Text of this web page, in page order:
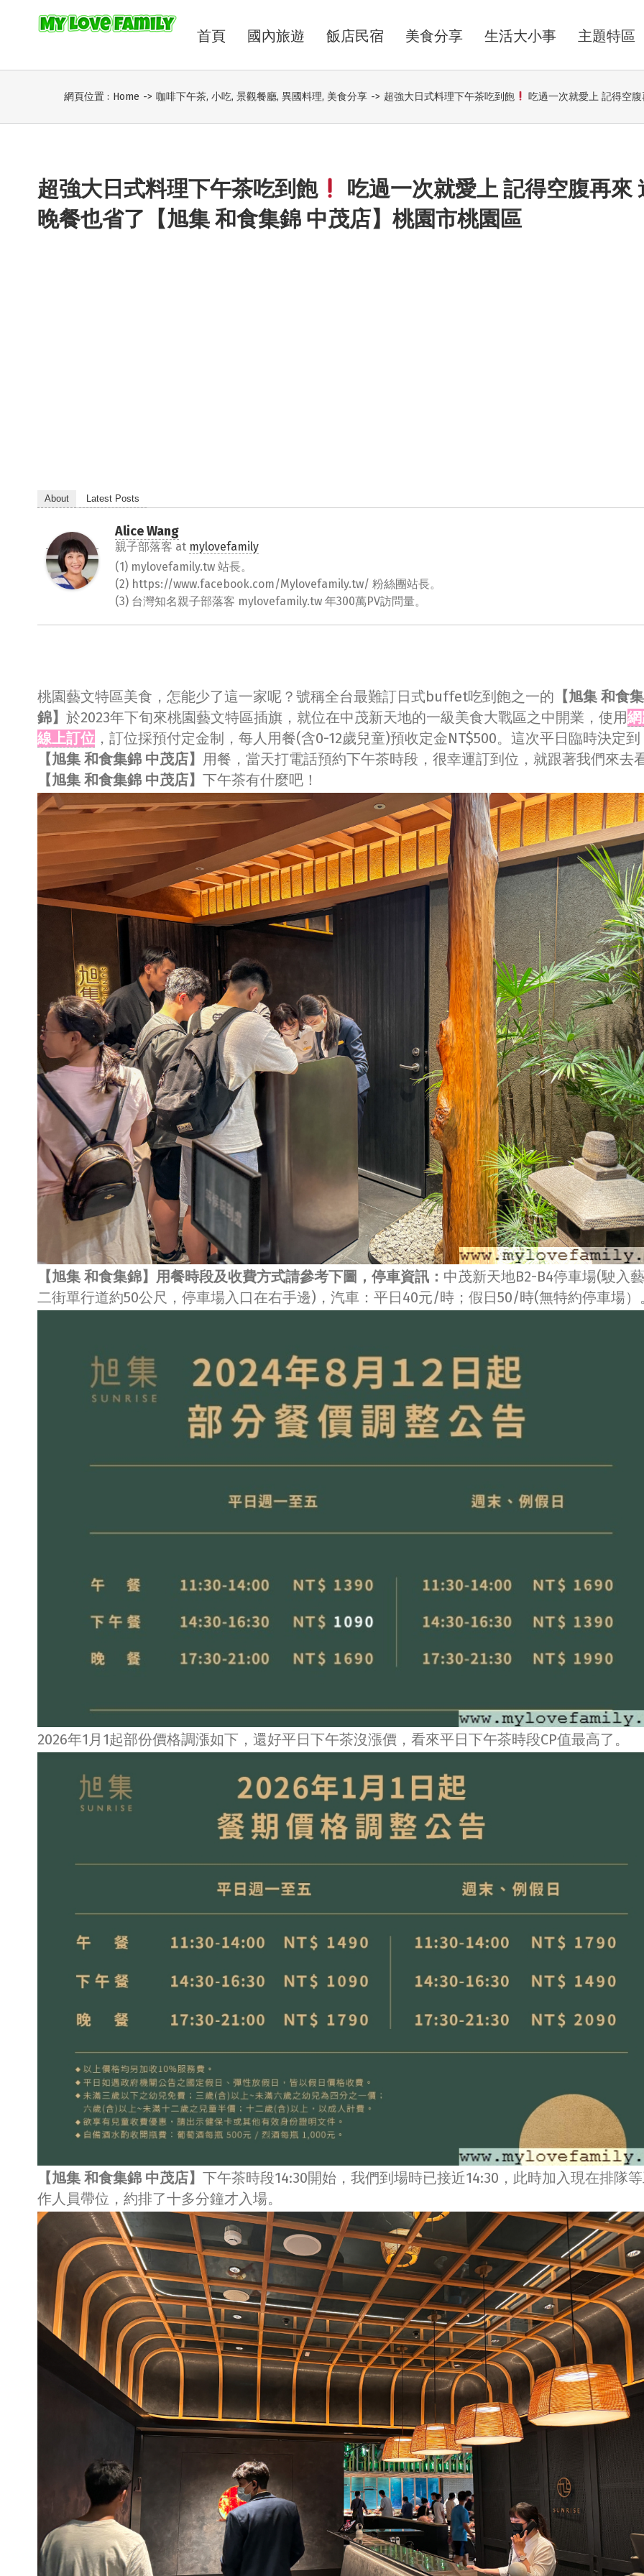
首頁 國內旅遊 飯店民宿 美食分享 生活大小事 主題特區
網頁位置 : Home -> 咖啡下午茶, 小吃, 景觀餐廳, 異國料理, 美食分享 -> 超強大日式料理下午茶吃到飽 吃過一次就愛上 記得空
超強大日式料理下午茶吃到飽
吃過一次就愛上 記得空腹再來
晚餐也省了【旭集 和食集錦 中茂店】桃園市桃園區
About Latest Posts
Alice Wang
親子部落客 at mylovefamily
(1) mylovefamily.tw 站長。
(2) https://www.facebook.com/Mylovefamily.tw/ 粉絲團站長。
(3) 台灣知名親子部落客 mylovefamily.tw 年300萬PV訪問量。
桃園藝文特區美食，怎能少了這一家呢？號稱全台最難訂日式buffet吃到飽之一的 【旭集 和食集
錦】 於2023年下旬來桃園藝文特區插旗，就位在中茂新天地的一級美食大戰區之中開業，使用
線上訂位 ，訂位採預付定金制，每人用餐(含0-12歲兒童)預收定金NT$500。這次平日臨時決定到
【旭集 和食集錦 中茂店】 用餐，當天打電話預約下午茶時段，很幸運訂到位，就跟著我們來去
【旭集 和食集錦 中茂店】 下午茶有什麼吧！
【旭集 和食集錦】用餐時段及收費方式請參考下圖，停車資訊： 中茂新天地B2-B4停車場(駛入
二街單行道約50公尺，停車場入口在右手邊)，汽車：平日40元/時；假日50/時(無特約停車場）
2026年1月1起部份價格調漲如下，還好平日下午茶沒漲價，看來平日下午茶時段CP值最高了。
【旭集 和食集錦 中茂店】 下午茶時段14:30開始，我們到場時已接近14:30，此時加入現在排隊
作人員帶位，約排了十多分鐘才入場。